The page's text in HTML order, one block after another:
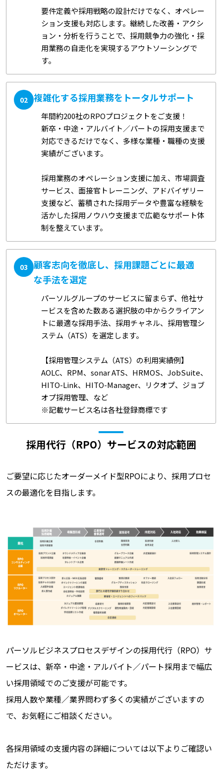
要件定義や採用戦略の設計だけでなく、オペレー
ション支援も対応します。継続した改善・アクシ
ョン・分析を行うことで、採用競争力の強化・採
用業務の自走化を実現するアウトソーシングで
す。
02 複雑化する採用業務をトータルサポート
年間約200社のRPOプロジェクトをご支援！
新卒・中途・アルバイト／パートの採用支援まで
対応できるだけでなく、多様な業種・職種の支援
実績がございます。
採用業務のオペレーション支援に加え、市場調査
サービス、面接官トレーニング、アドバイザリー
支援など、蓄積された採用データや豊富な経験を
活かした採用ノウハウ支援まで広範なサポート体
制を整えています。
03
顧客志向を徹底し、採用課題ごとに最適
な手法を選定
パーソルグループのサービスに留まらず、他社サ
ービスを含めた数ある選択肢の中からクライアン
トに最適な採用手法、採用チャネル、採用管理シ
ステム（ATS）を選定します。
【採用管理システム（ATS）の利用実績例】
AOLC、RPM、sonar ATS、HRMOS、JobSuite、
HITO-Link、HITO-Manager、リクオプ、ジョブ
オプ採用管理、など
※記載サービス名は各社登録商標です
採用代行（RPO）サービスの対応範囲
ご要望に応じたオーダーメイド型RPOにより、採用プロセ
スの最適化を目指します。
パーソルビジネスプロセスデザインの採用代行（RPO）サ
ービスは、新卒・中途・アルバイト／パート採用まで幅広
い採用領域でのご支援が可能です。
採用人数や業種／業界問わず多くの実績がございますの
で、お気軽にご相談ください。
各採用領域の支援内容の詳細については以下よりご確認い
ただけます。